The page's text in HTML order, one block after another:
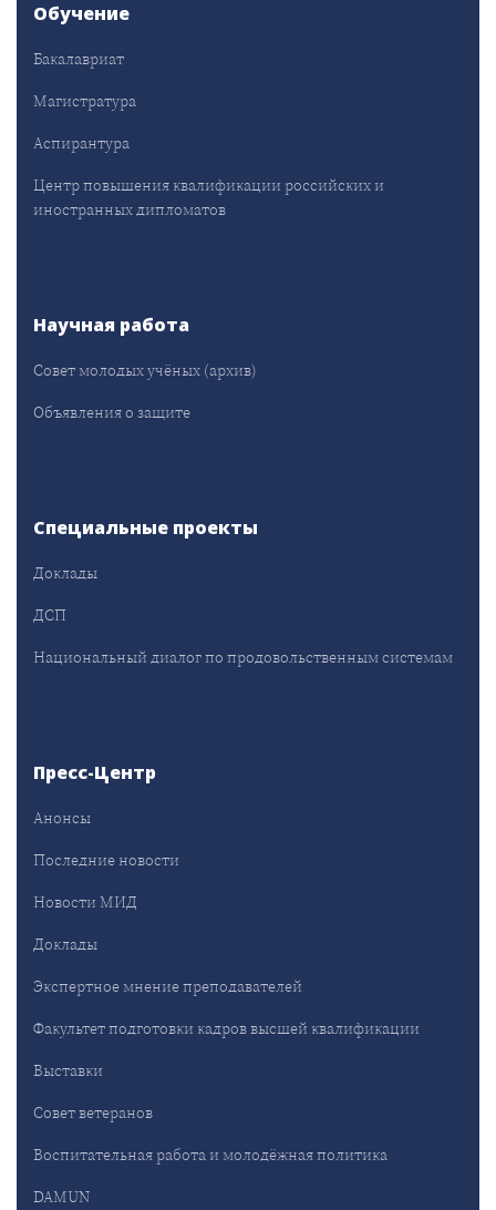
Обучение
Бакалавриат
Магистратура
Аспирантура
Центр повышения квалификации российских и
иностранных дипломатов
Научная работа
Совет молодых учёных (архив)
Объявления о защите
Специальные проекты
Доклады
ДСП
Национальный диалог по продовольственным системам
Пресс-Центр
Анонсы
Последние новости
Новости МИД
Доклады
Экспертное мнение преподавателей
Факультет подготовки кадров высшей квалификации
Выставки
Совет ветеранов
Воспитательная работа и молодёжная политика
DAMUN